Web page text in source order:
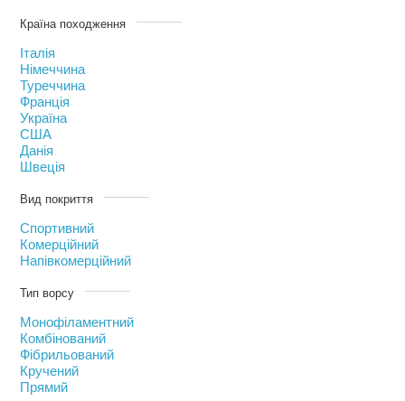
Країна походження
Італія
Німеччина
Туреччина
Франція
Україна
США
Данія
Швеція
Вид покриття
Спортивний
Комерційний
Напівкомерційний
Тип ворсу
Монофіламентний
Комбінований
Фібрильований
Кручений
Прямий